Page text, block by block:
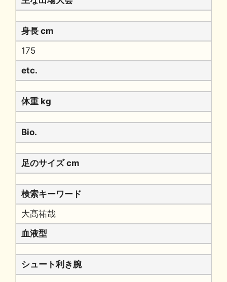
身長 cm
175
etc.
体重 kg
Bio.
足のサイズ cm
検索キーワード
大髙祐哉
血液型
シュート利き腕